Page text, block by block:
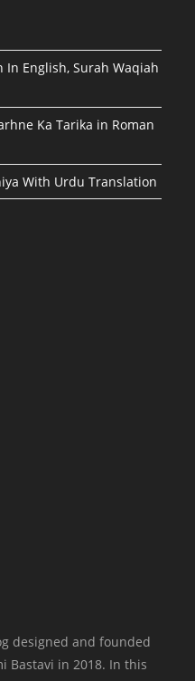
In English, Surah Waqiah
Ka Tarika in Roman
With Urdu Translation
designed and founded
Bastavi in 2018. In this